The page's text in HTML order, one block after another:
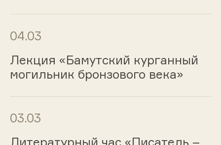
04.03
Лекция «Бамутский курганный
могильник бронзового века»
03.03